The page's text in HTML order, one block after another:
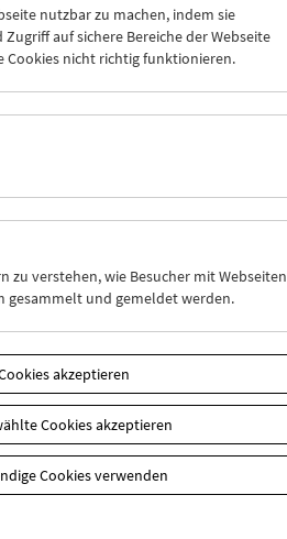
nutzbar zu machen, indem sie
auf sichere Bereiche der Webseite
Cookies nicht richtig funktionieren.
zu verstehen, wie Besucher mit Webseiten
und gemeldet werden.
akzeptieren
Cookies akzeptieren
Cookies verwenden